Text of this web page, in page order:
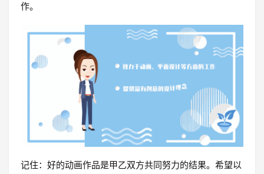
作。
记住：好的动画作品是甲乙双方共同努力的结果。希望以